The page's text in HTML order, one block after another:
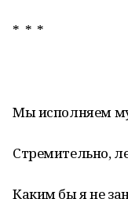
* * *
Мы исполняем
Стремительно,
Каким бы я не